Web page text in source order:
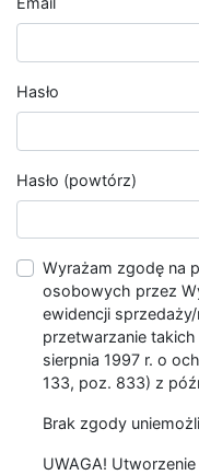
Hasło
Hasło (powtórz)
Wyrażam zgodę na
osobowych przez
ewidencji
przetwarzanie
sierpnia 1997 r. o
133, poz. 833) z
Brak zgody
UWAGA!